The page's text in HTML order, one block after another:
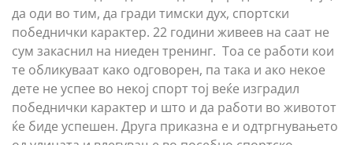
да оди во тим, да гради тимски дух, спортски
победнички карактер. 22 години живеев на саат не
сум закаснил на ниеден тренинг. Тоа се работи кои
те обликуваат како одговорен, па така и ако некое
дете не успее во некој спорт тој веќе изградил
победнички карактер и што и да работи во животот
ќе биде успешен. Друга приказна е и одтргнувањето